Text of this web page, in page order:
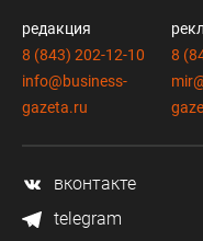
редакция
8 (843) 202-12-10
info@business-
gazeta.ru
8
вконтакте
telegram